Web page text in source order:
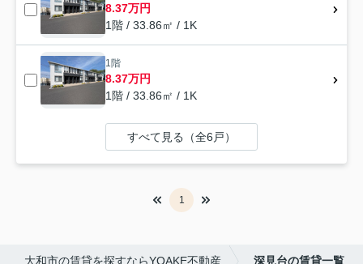
8.37万円
1階 / 33.86㎡ / 1K
1階
8.37万円
1階 / 33.86㎡ / 1K
すべて見る（全6戸）
1
大和市の賃貸を探すならYOAKE不動産 深見台の賃貸一覧